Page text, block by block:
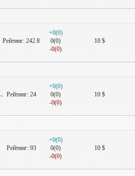
10 $
+0(0)
0(0)
-0(0)
Рейтинг: 242.8
10 $
+0(0)
0(0)
-0(0)
Рейтинг:24
10 $
+0(0)
0(0)
-0(0)
Рейтинг:93